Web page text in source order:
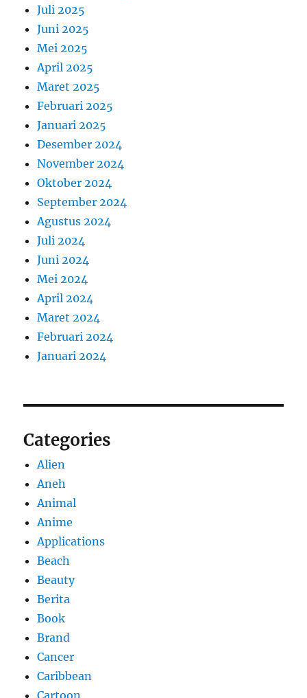
Juli 2025
Juni 2025
Mei 2025
April 2025
Maret 2025
Februari 2025
Januari 2025
Desember 2024
November 2024
Oktober 2024
September 2024
Agustus 2024
Juli 2024
Juni 2024
Mei 2024
April 2024
Maret 2024
Februari 2024
Januari 2024
Categories
Alien
Aneh
Animal
Anime
Applications
Beach
Beauty
Berita
Book
Brand
Cancer
Caribbean